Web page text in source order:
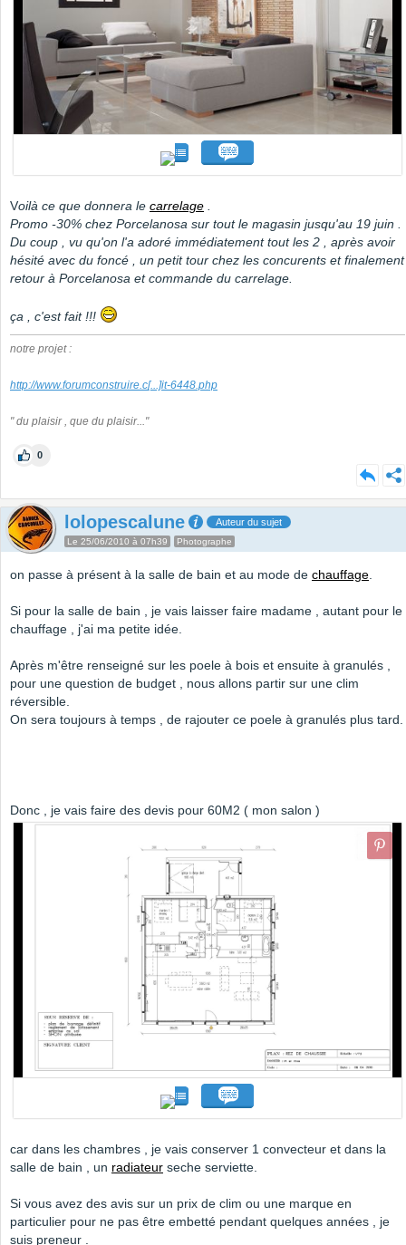
Voilà ce que donnera le carrelage .
Promo -30% chez Porcelanosa sur tout le magasin jusqu'au 19 juin .
Du coup , vu qu'on l'a adoré immédiatement tout les 2 , après avoir
hésité avec du foncé , un petit tour chez les concurents et finalement
retour à Porcelanosa et commande du carrelage.
ça , c'est fait !!!
notre projet :
http://www.forumconstruire.c[...]it-6448.php
" du plaisir , que du plaisir..."
0
lolopescalune Auteur du sujet
Le 25/06/2010 à 07h39 Photographe
on passe à présent à la salle de bain et au mode de chauffage.
Si pour la salle de bain , je vais laisser faire madame , autant pour le
chauffage , j'ai ma petite idée.
Après m'être renseigné sur les poele à bois et ensuite à granulés ,
pour une question de budget , nous allons partir sur une clim
réversible.
On sera toujours à temps , de rajouter ce poele à granulés plus tard.
Donc , je vais faire des devis pour 60M2 ( mon salon )
car dans les chambres , je vais conserver 1 convecteur et dans la
salle de bain , un radiateur seche serviette.
Si vous avez des avis sur un prix de clim ou une marque en
particulier pour ne pas être embetté pendant quelques années , je
suis preneur .